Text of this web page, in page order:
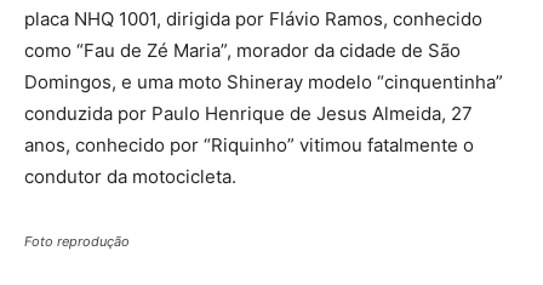
placa NHQ 1001, dirigida por Flávio Ramos, conhecido
como “Fau de Zé Maria”, morador da cidade de São
Domingos, e uma moto Shineray modelo “cinquentinha”
conduzida por Paulo Henrique de Jesus Almeida, 27
anos, conhecido por “Riquinho” vitimou fatalmente o
condutor da motocicleta.
Foto reprodução